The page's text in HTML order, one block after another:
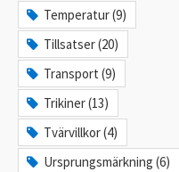
Temperatur (9)
Tillsatser (20)
Transport (9)
Trikiner (13)
Tvärvillkor (4)
Ursprungsmärkning (6)